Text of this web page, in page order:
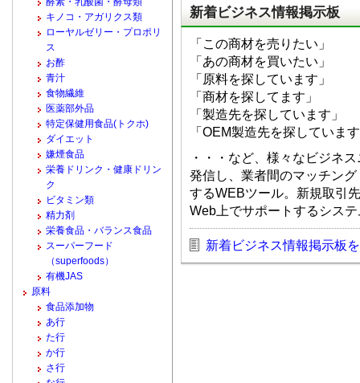
新着ビジネス情報掲示板
「この商材を売りたい」
「あの商材を買いたい」
「原料を探しています」
「商材を探してます」
「製造先を探しています」
「OEM製造先を探していま
・・・など、様々なビジネ
発信し、業者間のマッチン
するWEBツール。新規取引
Web上でサポートするシス
新着ビジネス情報掲示板
キノコ・アガリクス類
ローヤルゼリー・プロポリ
ス
お酢
青汁
食物繊維
医薬部外品
特定保健用食品(トクホ)
ダイエット
嫌煙食品
栄養ドリンク・健康ドリン
ク
ビタミン類
精力剤
栄養食品・バランス食品
スーパーフード
（superfoods）
有機JAS
原料
食品添加物
あ行
た行
か行
さ行